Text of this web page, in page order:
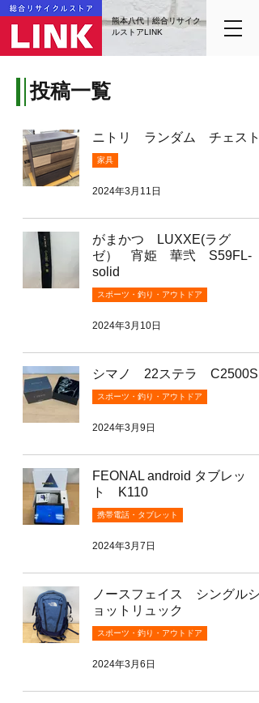
熊本八代｜総合リサイク
ルストアLINK
投稿一覧
ニトリ ランダム チェスト
家具
2024年3月11日
がまかつ LUXXE(ラグ
ゼ） 宵姫 華弐 S59FL-
solid
スポーツ・釣り・アウトドア
2024年3月10日
シマノ 22ステラ C2500S
スポーツ・釣り・アウトドア
2024年3月9日
FEONAL android タブレッ
ト K110
携帯電話・タブレット
2024年3月7日
ノースフェイス シングルシ
ョットリュック
スポーツ・釣り・アウトドア
2024年3月6日